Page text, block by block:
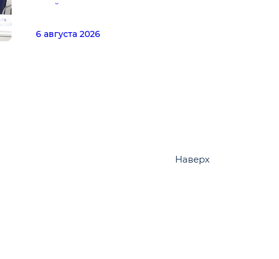
всей страны
6 августа 2026
Наверх